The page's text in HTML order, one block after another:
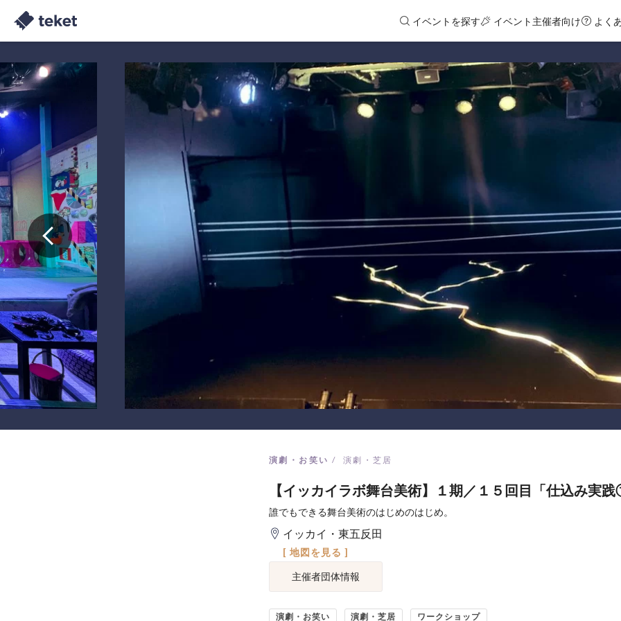
イベントを探す イベント主催者向け よく
演劇・お笑い 演劇・芝居
【イッカイラボ舞台美術】１期／１５回目「仕込み実
誰でもできる舞台美術のはじめのはじめ。
イッカイ・東五反田
[ 地図を見る ]
主催者団体情報
演劇・お笑い 演劇・芝居 ワークショップ